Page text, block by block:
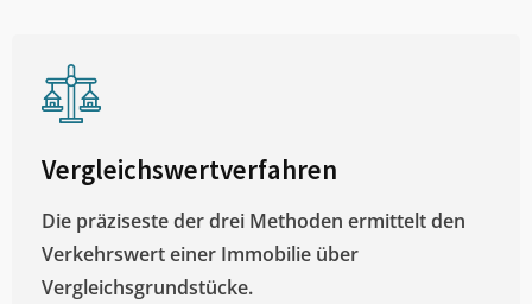
Vergleichswertverfahren
Die präziseste der drei Methoden ermittelt den
Verkehrswert einer Immobilie über
Vergleichsgrundstücke.